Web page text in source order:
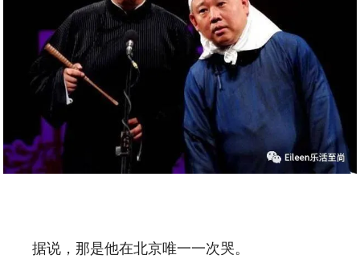
据说，那是他在北京唯一一次哭。